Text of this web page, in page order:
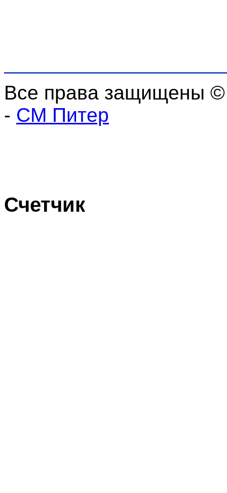
Все права защищены
- СМ Питер
Счетчик